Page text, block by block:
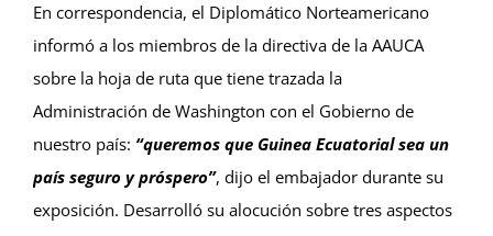
En correspondencia, el Diplomático Norteamericano
informó a los miembros de la directiva de la AAUCA
sobre la hoja de ruta que tiene trazada la
Administración de Washington con el Gobierno de
nuestro país: “queremos que Guinea Ecuatorial sea un
país seguro y próspero”, dijo el embajador durante su
exposición. Desarrolló su alocución sobre tres aspectos